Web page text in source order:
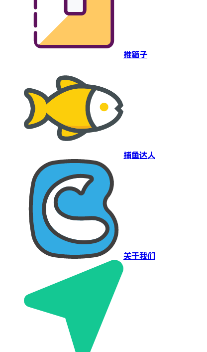
推箱子
捕鱼达人
关于我们